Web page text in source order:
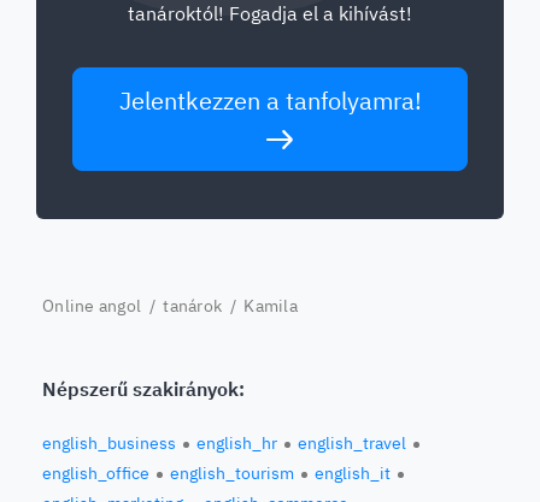
tanároktól! Fogadja el a kihívást!
Jelentkezzen a tanfolyamra!
Online angol /tanárok / Kamila
Népszerű szakirányok:
english_business english_hr
english_travel
english_office
english_tourism
english_it